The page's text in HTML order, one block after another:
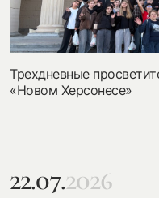
Трехдневные
«Новом Херсонесе»
22.07.2026